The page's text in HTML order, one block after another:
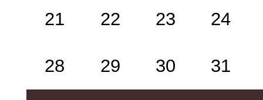
21 22 23 24
28 29 30 31